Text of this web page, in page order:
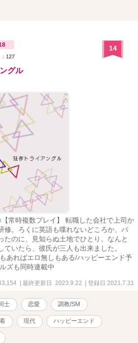
127
14
グル
【常時複数プレイ】 転職した会社で上司か
修。ろくに英語も喋れないどころか、パ
たのに、見知らぬ土地でひとり。なんと
いたら、彼氏が三人も出来ました。
あればエロ無しもある/ハッピーエンド予
ズも同時連載中
| 最終更新日 2023.9.22 | 登録日 2021.7.31
士 恋愛 調教/SM
現代 ハッピーエンド